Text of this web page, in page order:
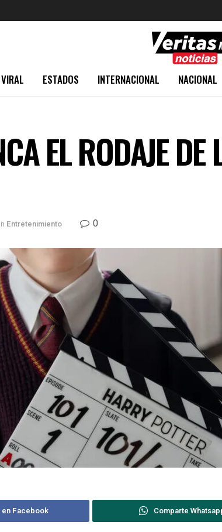
ESTADOS INTERNACIONAL NACIONAL
EL RODAJE DE
in Entretenimiento 0
Facebook Comparte